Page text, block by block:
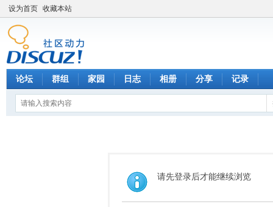
设为首页 收藏本站
论坛 群组 家园 日志 相册 分享 记录
请先登录后才能继续浏览